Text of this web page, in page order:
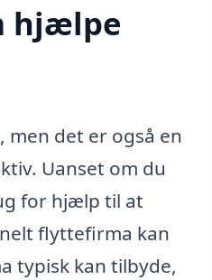
hjælpe
det er også en
Uanset om du
for hjælp til at
flyttefirma kan
typisk kan tilbyde,